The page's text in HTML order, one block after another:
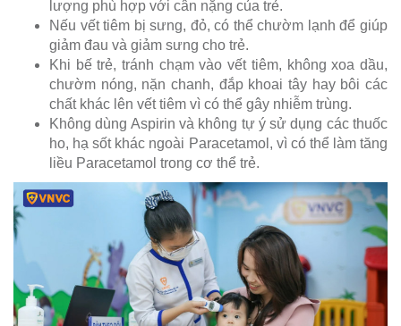
lượng phù hợp với cân nặng của trẻ.
Nếu vết tiêm bị sưng, đỏ, có thể chườm lạnh để giúp
giảm đau và giảm sưng cho trẻ.
Khi bế trẻ, tránh chạm vào vết tiêm, không xoa dầu,
chườm nóng, nặn chanh, đắp khoai tây hay bôi các
chất khác lên vết tiêm vì có thể gây nhiễm trùng.
Không dùng Aspirin và không tự ý sử dụng các thuốc
ho, hạ sốt khác ngoài Paracetamol, vì có thể làm tăng
liều Paracetamol trong cơ thể trẻ.